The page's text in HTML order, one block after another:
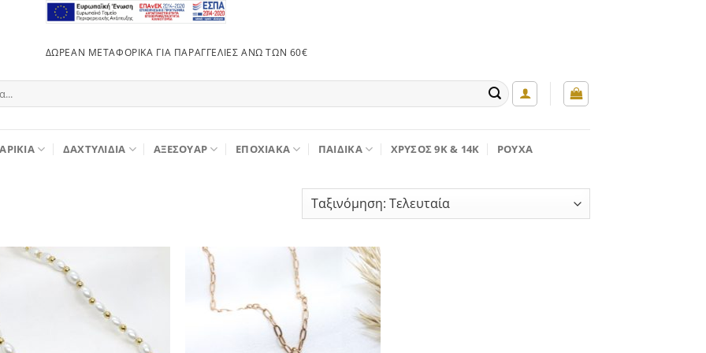
ΔΩΡΕΆΝ ΜΕΤΑΦΟΡΙΚΆ ΓΙΑ ΠΑΡΑΓΓΕΛΊΕΣ ΆΝΩ ΤΩΝ 60€
ΔΑΧΤΥΛΊΔΙΑ ΑΞΕΣΟΥΆΡ ΕΠΟΧΙΑΚΆ ΠΑΙΔΙΚΆ ΧΡΥΣΌΣ 9K & 14K ΡΟΎΧΑ